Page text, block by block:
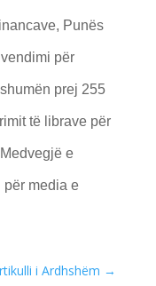
Punës
për
prej 255
të librave për
e
për media e
i Ardhshëm →